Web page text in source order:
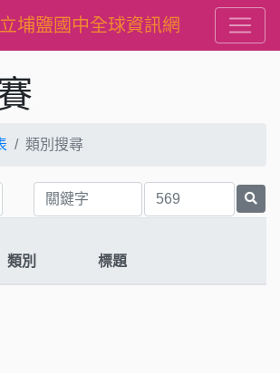
埔鹽國中全球資訊網
類別搜尋
類別 標題